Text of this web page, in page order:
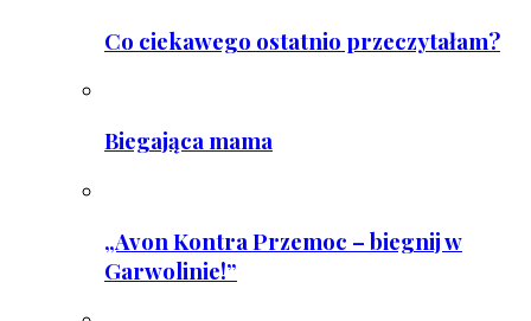
Co ciekawego ostatnio przeczytałam?
Biegająca mama
„Avon Kontra Przemoc – biegnij w
Garwolinie!”